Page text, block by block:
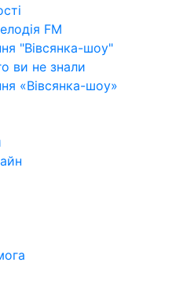
FM
"Вівсянка-шоу"
ви не знали
«Вівсянка-шоу»